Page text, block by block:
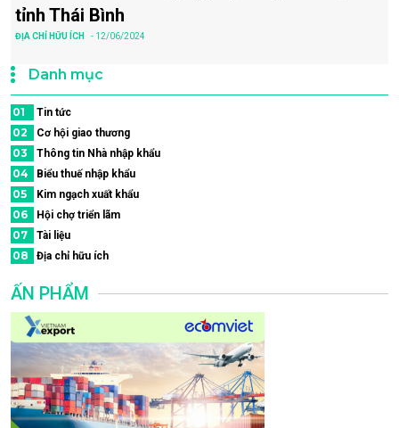
tỉnh Thái Bình
ĐỊA CHỈ HỮU ÍCH - 12/06/2024
Danh mục
01 Tin tức
02 Cơ hội giao thương
03 Thông tin Nhà nhập khẩu
04 Biểu thuế nhập khẩu
05 Kim ngạch xuất khẩu
06 Hội chợ triển lãm
07 Tài liệu
08 Địa chỉ hữu ích
ẤN PHẨM